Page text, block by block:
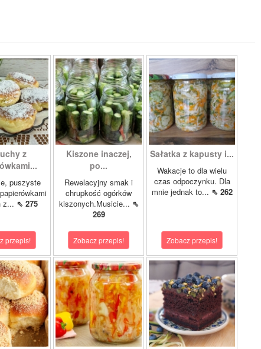
z
puszyste
z... ⇖ 275
przepis!
Kiszone inaczej,
po...
Rewelacyjny smak i
chrupkość ogórków
kiszonych.Musicie... ⇖
269
Zobacz przepis!
Sałatka z kapusty i...
Wakacje to dla wielu
czas odpoczynku. Dla
mnie jednak to... ⇖ 262
Zobacz przepis!